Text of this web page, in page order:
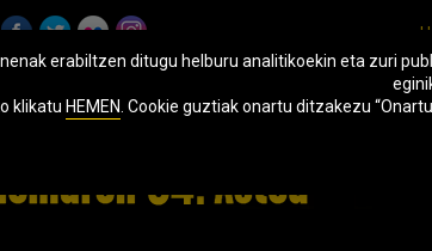
erabiltzen ditugu helburu analitikoekin eta zuri
klikatu HEMEN . Cookie guztiak onartu ditzakezu